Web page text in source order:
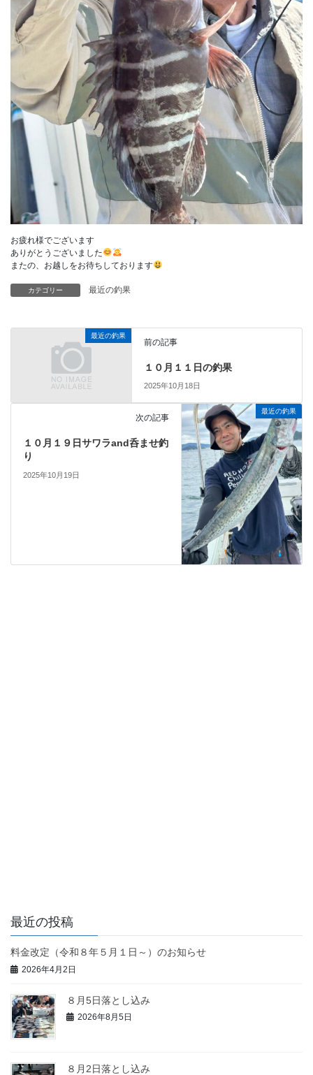
お疲れ様でございます
ありがとうございました
またの、お越しをお待ちしております
カテゴリー 最近の釣果
最近の釣果
前の記事
１０月１１日の釣果
2025年10月18日
最近の釣果
次の記事
１０月１９日サワラand呑ませ釣
り
2025年10月19日
最近の投稿
料金改定（令和８年５月１日～）のお知らせ
2026年4月2日
８月5日落とし込み
2026年8月5日
８月2日落とし込み